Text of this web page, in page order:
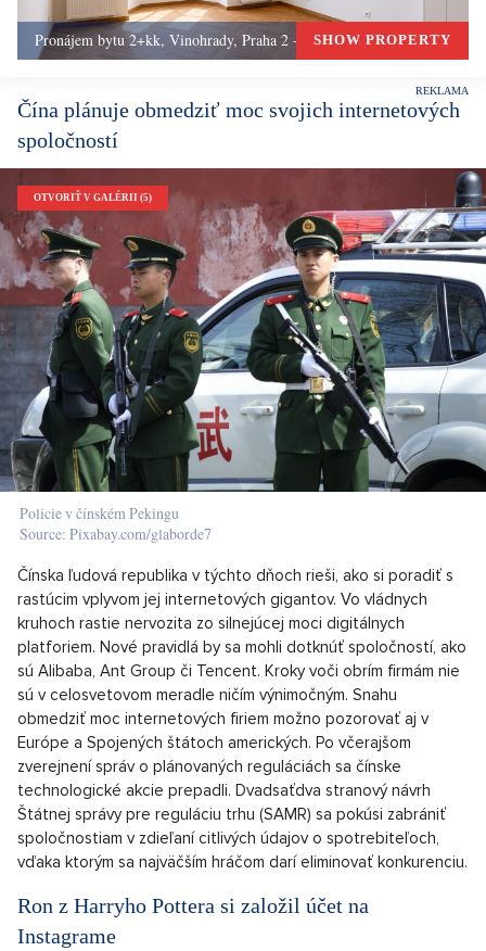
Pronájem bytu 2+kk, Vinohrady, Praha 2 - 50 m², Praha 2
SHOW PROPERTY
Čína plánuje obmedziť moc svojich internetových
spoločností
OTVORIŤ V GALÉRII (5)
Policie v čínském Pekingu
Source: Pixabay.com/glaborde7
Čínska ľudová republika v týchto dňoch rieši, ako si poradiť s
rastúcim vplyvom jej internetových gigantov. Vo vládnych
kruhoch rastie nervozita zo silnejúcej moci digitálnych
platforiem. Nové pravidlá by sa mohli dotknúť spoločností, ako
sú Alibaba, Ant Group či Tencent. Kroky voči obrím firmám nie
sú v celosvetovom meradle ničím výnimočným. Snahu
obmedziť moc internetových firiem možno pozorovať aj v
Európe a Spojených štátoch amerických. Po včerajšom
zverejnení správ o plánovaných reguláciách sa čínske
technologické akcie prepadli. Dvadsaťdva stranový návrh
Štátnej správy pre reguláciu trhu (SAMR) sa pokúsi zabrániť
spoločnostiam v zdieľaní citlivých údajov o spotrebiteľoch,
vďaka ktorým sa najväčším hráčom darí eliminovať konkurenciu.
Ron z Harryho Pottera si založil účet na
Instagrame